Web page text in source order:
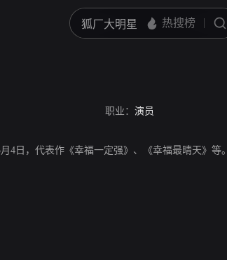
职业： 演员
4日，代表作《幸福一定强》、《幸福最晴天》等。